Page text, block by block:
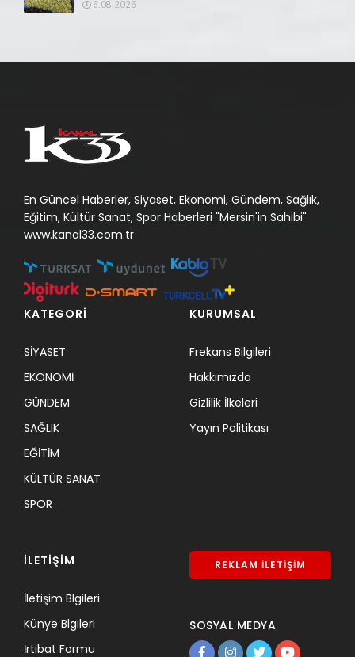
6.08.2026
En Güncel Haberler, Siyaset, Ekonomi, Gündem, Sağlık,
Eğitim, Kültür Sanat, Spor Haberleri "Mersin'in Sahibi"
www.kanal33.com.tr
KATEGORİ
SİYASET
EKONOMİ
GÜNDEM
SAĞLIK
EĞİTİM
KÜLTÜR SANAT
SPOR
KURUMSAL
Frekans Bilgileri
Hakkımızda
Gizlilik İlkeleri
Yayın Politikası
İLETİŞİM
İletişim Blgileri
Künye Blgileri
İrtibat Formu
REKLAM İLETİŞİM
SOSYAL MEDYA